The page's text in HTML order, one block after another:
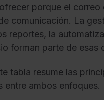
porque el correo
comunicación. La
reportes, la
forman parte de esas
tabla resume las
entre ambos enfoques.